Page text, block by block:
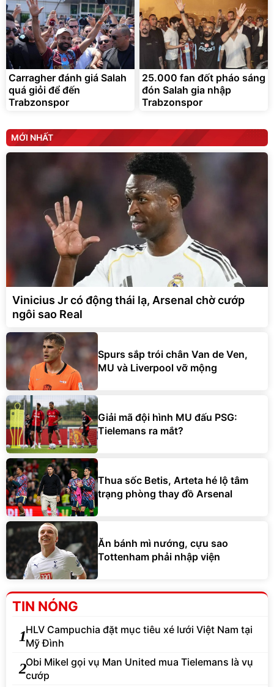
Carragher đánh giá Salah
quá giỏi để đến
Trabzonspor
25.000 fan đốt pháo sáng
đón Salah gia nhập
Trabzonspor
MỚI NHẤT
Vinicius Jr có động thái lạ, Arsenal chờ cướp
ngôi sao Real
Spurs sắp trói chân Van de Ven,
MU và Liverpool vỡ mộng
Giải mã đội hình MU đấu PSG:
Tielemans ra mắt?
Thua sốc Betis, Arteta hé lộ tâm
trạng phòng thay đồ Arsenal
Ăn bánh mì nướng, cựu sao
Tottenham phải nhập viện
TIN NÓNG
1HLV Campuchia đặt mục tiêu xé lưới Việt Nam tại
Mỹ Đình
2Obi Mikel gọi vụ Man United mua Tielemans là vụ
cướp